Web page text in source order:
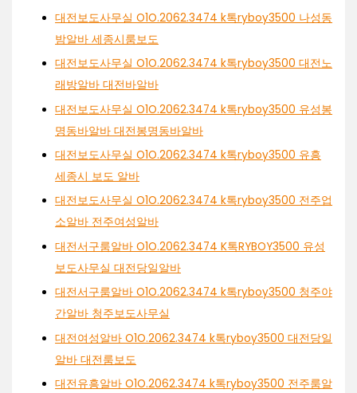
대전보도사무실 O1O.2062.3474 k톡ryboy3500 나성동
밤알바 세종시룸보도
대전보도사무실 O1O.2062.3474 k톡ryboy3500 대전노
래방알바 대전바알바
대전보도사무실 O1O.2062.3474 k톡ryboy3500 유성봉
명동바알바 대전봉명동바알바
대전보도사무실 O1O.2062.3474 k톡ryboy3500 유흥
세종시 보도 알바
대전보도사무실 O1O.2062.3474 k톡ryboy3500 전주업
소알바 전주여성알바
대전서구룸알바 O1O.2062.3474 K톡RYBOY3500 유성
보도사무실 대전당일알바
대전서구룸알바 O1O.2062.3474 k톡ryboy3500 청주야
간알바 청주보도사무실
대전여성알바 O1O.2062.3474 k톡ryboy3500 대전당일
알바 대전룸보도
대전유흥알바 O1O.2062.3474 k톡ryboy3500 전주룸알